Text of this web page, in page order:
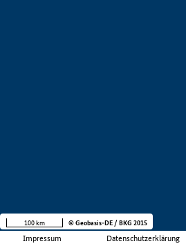
Impressum Datenschutzerklärung
100 km © Geobasis-DE / BKG 2015